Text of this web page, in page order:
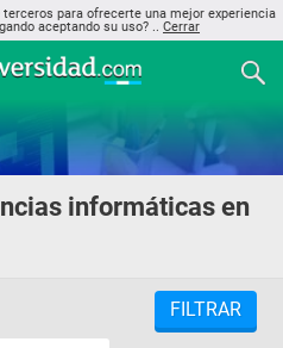
para ofrecerte una mejor experiencia
aceptando su uso? .. Cerrar
informáticas en
FILTRAR